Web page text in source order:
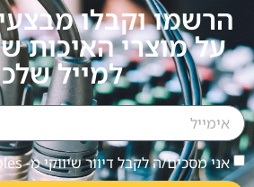
הרשמו וקבלו
על מוצרי האיכות
למייל
אני מסכים/ה לקבל דיוור שיווקי מ- Barak Cables